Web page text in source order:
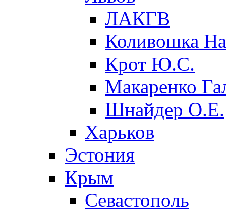
ЛАКГВ
Коливошка
Крот Ю.С.
Макаренко
Шнайдер О.Е.
Харьков
Эстония
Крым
Севастополь